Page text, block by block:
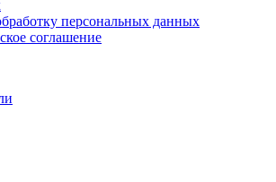
персональных данных
соглашение